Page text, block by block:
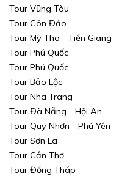
Tour Vũng Tàu
Tour Côn Đảo
Tour Mỹ Tho - Tiền Giang
Tour Phú Quốc
Tour Phú Quốc
Tour Bảo Lộc
Tour Nha Trang
Tour Đà Nẵng - Hội An
Tour Quy Nhơn - Phú Yên
Tour Sơn La
Tour Cần Thơ
Tour Đồng Tháp